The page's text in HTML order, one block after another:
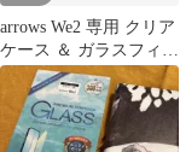
arrows We2 専用 クリア
ケース ＆ ガラスフィル
ムセット